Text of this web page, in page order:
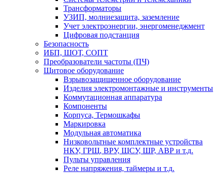
Трансформаторы
УЗИП, молниезащита, заземление
Учет электроэнергии, энергоменеджмент
Цифровая подстанция
Безопасность
ИБП, ШОТ, СОПТ
Преобразователи частоты (ПЧ)
Щитовое оборудование
Взрывозащищенное оборудование
Изделия электромонтажные и инструменты
Коммутационная аппаратура
Компоненты
Корпуса, Термошкафы
Маркировка
Модульная автоматика
Низковольтные комплектные устройства
НКУ, ГРЩ, ВРУ, ЩСУ, ШР, АВР и т.д.
Пульты управления
Реле напряжения, таймеры и т.д.